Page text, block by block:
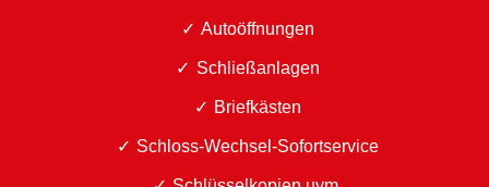
Autoöffnungen
Schließanlagen
Briefkästen
Schloss-Wechsel-Sofortservice